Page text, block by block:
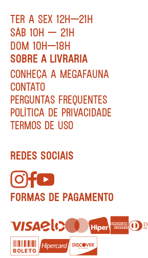
TER A SEX 12H—21H
SÁB 10H — 21H
DOM 10H—18H
SOBRE A LIVRARIA
CONHEÇA A MEGAFAUNA
CONTATO
PERGUNTAS FREQUENTES
POLÍTICA DE PRIVACIDADE
TERMOS DE USO
REDES SOCIAIS
FORMAS DE PAGAMENTO